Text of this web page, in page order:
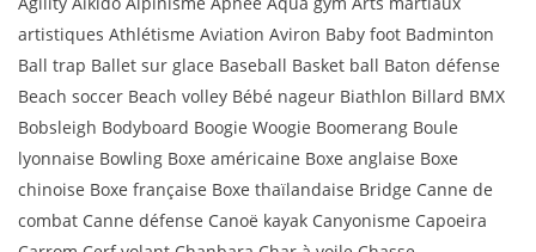
artistiques Athlétisme Aviation Aviron Baby foot Badminton
Ball trap Ballet sur glace Baseball Basket ball Baton défense
Beach soccer Beach volley Bébé nageur Biathlon Billard BMX
Bobsleigh Bodyboard Boogie Woogie Boomerang Boule
lyonnaise Bowling Boxe américaine Boxe anglaise Boxe
chinoise Boxe française Boxe thaïlandaise Bridge Canne de
combat Canne défense Canoë kayak Canyonisme Capoeira